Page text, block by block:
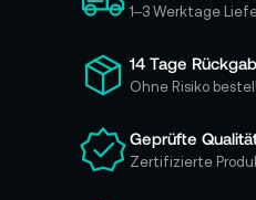
h
ü
r
u
e
1–3 Werktage
14 Tage
Ohne Risiko
Geprüfte
Zertifizierte